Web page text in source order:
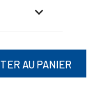
AU PANIER
